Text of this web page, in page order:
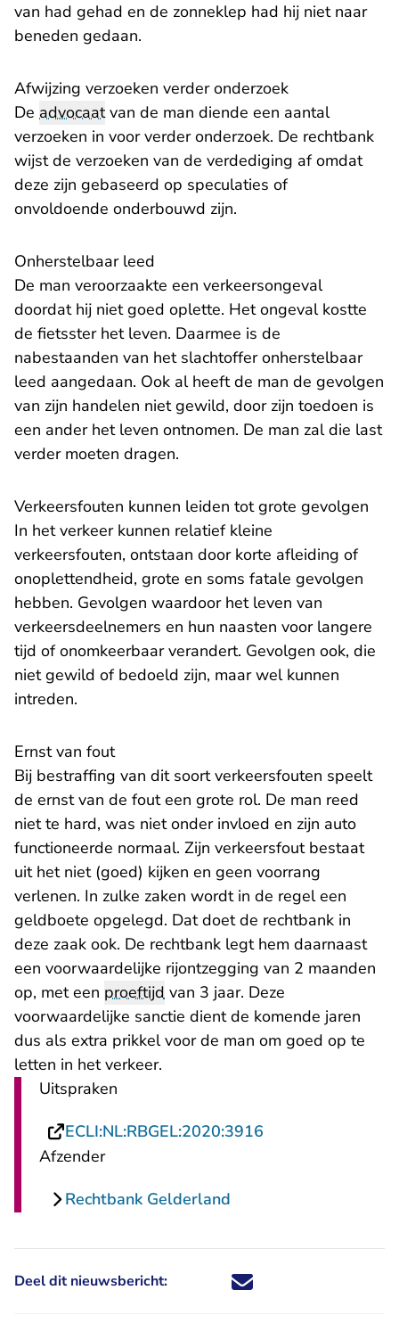
van had gehad en de zonneklep had hij niet naar
beneden gedaan.
Afwijzing verzoeken verder onderzoek
De advocaatvan de man diende een aantal
verzoeken in voor verder onderzoek. De rechtbank
wijst de verzoeken van de verdediging af omdat
deze zijn gebaseerd op speculaties of
onvoldoende onderbouwd zijn.
Onherstelbaar leed
De man veroorzaakte een verkeersongeval
doordat hij niet goed oplette. Het ongeval kostte
de fietsster het leven. Daarmee is de
nabestaanden van het slachtoffer onherstelbaar
leed aangedaan. Ook al heeft de man de gevolgen
van zijn handelen niet gewild, door zijn toedoen is
een ander het leven ontnomen. De man zal die last
verder moeten dragen.
Verkeersfouten kunnen leiden tot grote gevolgen
In het verkeer kunnen relatief kleine
verkeersfouten, ontstaan door korte afleiding of
onoplettendheid, grote en soms fatale gevolgen
hebben. Gevolgen waardoor het leven van
verkeersdeelnemers en hun naasten voor langere
tijd of onomkeerbaar verandert. Gevolgen ook, die
niet gewild of bedoeld zijn, maar wel kunnen
intreden.
Ernst van fout
Bij bestraffing van dit soort verkeersfouten speelt
de ernst van de fout een grote rol. De man reed
niet te hard, was niet onder invloed en zijn auto
functioneerde normaal. Zijn verkeersfout bestaat
uit het niet (goed) kijken en geen voorrang
verlenen. In zulke zaken wordt in de regel een
geldboete opgelegd. Dat doet de rechtbank in
deze zaak ook. De rechtbank legt hem daarnaast
een voorwaardelijke rijontzegging van 2 maanden
op, met een proeftijd van 3 jaar. Deze
voorwaardelijke sanctie dient de komende jaren
dus als extra prikkel voor de man om goed op te
letten in het verkeer.
Uitspraken
ECLI:NL:RBGEL:2020:3916
Afzender
Rechtbank Gelderland
Deel dit nieuwsbericht: Deel dit nieuwsbericht via X -
Deel dit nieuwsbericht via
Deel dit nieuwsbericht
Deel dit